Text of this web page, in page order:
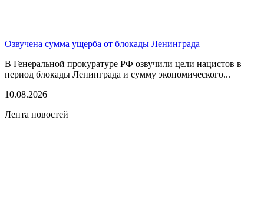
Озвучена сумма ущерба от блокады Ленинграда
В Генеральной прокуратуре РФ озвучили цели нацистов в
период блокады Ленинграда и сумму экономического...
10.08.2026
Лента новостей